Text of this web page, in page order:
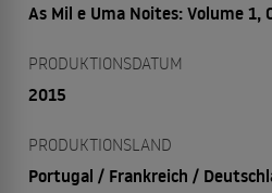
As Mil e Uma Noites: Volume 1,
PRODUKTIONSDATUM
2015
PRODUKTIONSLAND
Portugal / Frankreich /